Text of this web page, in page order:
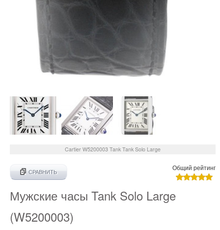
Cartier W5200003 Tank Tank Solo Large
СРАВНИТЬ
Общий рейтинг
Мужские часы Tank Solo Large
(W5200003)